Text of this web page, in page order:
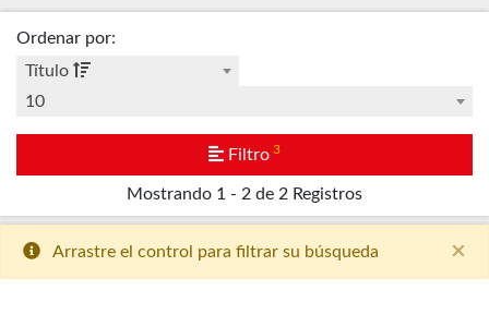
Mostrando 1 - 2 de 2 Registros
Ordenar por:
Título
10
Filtro 3
×
Arrastre el control para filtrar su búsqueda